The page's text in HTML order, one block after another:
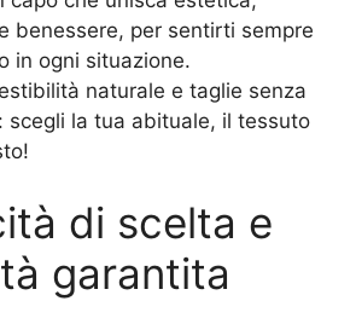
benessere, per sentirti sempre
in ogni situazione.
naturale e taglie senza
scegli la tua abituale, il tessuto
di scelta e
garantita